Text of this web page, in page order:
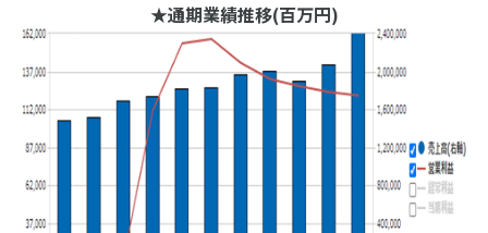
★通期業績推移(百万円)